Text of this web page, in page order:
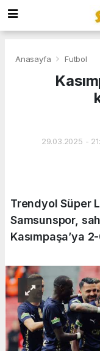
Anasayfa Futbol
29.03.2025 -
Trendyol Süper
Samsunspor,
Kasımpaşa’ya